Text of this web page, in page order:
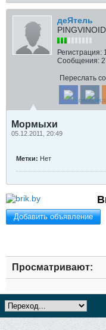
деЯтель
PINGVINOID
Регистрация:
Сообщения:
Переслать
Мормыхи
05.12.2011, 20:49
Метки: Нет
Добавить объявление
Просматривают: